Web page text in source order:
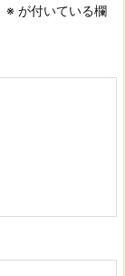
※ が付いている欄